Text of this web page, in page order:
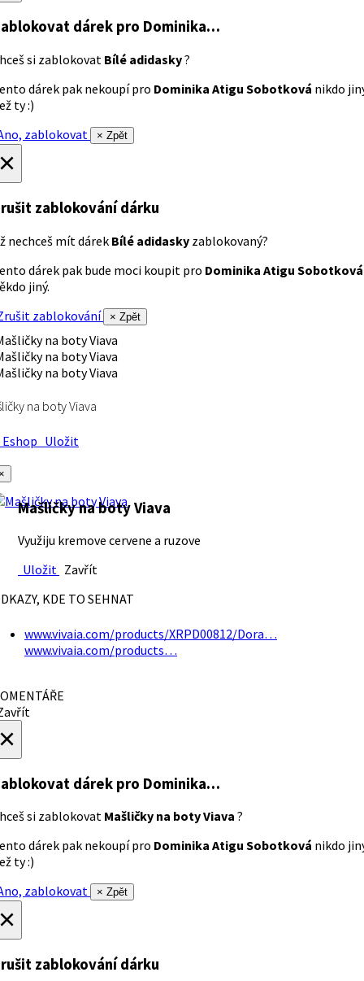
dárek pro Dominika…
si zablokovat Bílé adidasky?
dárek pak nekoupí pro Dominika Atigu Sobotková nikdo
ty :)
zablokovat
× Zpět
zablokování dárku
nechceš mít dárek Bílé adidasky zablokovaný?
dárek pak bude moci koupit pro Dominika Atigu Sobotková
jiný.
zablokování
× Zpět
na boty Viava
Uložit
Mašličky na boty Viava
Využiju kremove cervene a ruzove
Uložit Zavřít
KDE TO SEHNAT
www.vivaia.com/products/XRPD00812/Dora…
www.vivaia.com/products…
dárek pro Dominika…
si zablokovat Mašličky na boty Viava ?
dárek pak nekoupí pro Dominika Atigu Sobotková nikdo
ty :)
zablokovat
× Zpět
zablokování dárku